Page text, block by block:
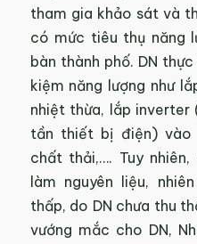
tham gia khảo sát và
có mức tiêu thụ năng
bàn thành phố. DN
kiệm năng lượng như
nhiệt thừa, lắp inverter
tần thiết bị điện) vào
chất thải,…. Tuy
làm nguyên liệu,
thấp, do DN chưa thu
vướng mắc cho DN,